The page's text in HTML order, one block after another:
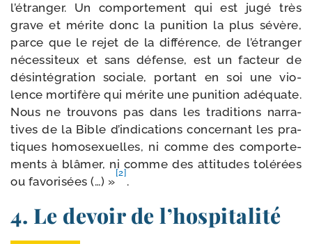
l’é­tran­ger. Un com­por­te­ment qui est jugé très
grave et mérite donc la puni­tion la plus sévère,
parce que le rejet de la dif­fé­rence, de l’é­tran­ger
néces­si­teux et sans défense, est un fac­teur de
dés­in­té­gra­tion sociale, por­tant en soi une vio­
lence mor­ti­fère qui mérite une puni­tion adé­quate.
Nous ne trou­vons pas dans les tra­di­tions nar­ra­
tives de la Bible d’in­di­ca­tions concer­nant les pra­
tiques homo­sexuelles, ni comme des com­por­te­
ments à blâ­mer, ni comme des atti­tudes tolé­rées
ou favo­ri­sées (…) »
[2]
.
4. Le devoir de l’hospitalité